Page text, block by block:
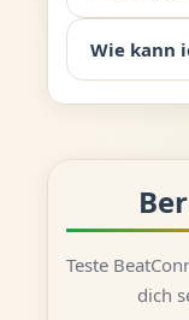
Wie kann
Teste
dich